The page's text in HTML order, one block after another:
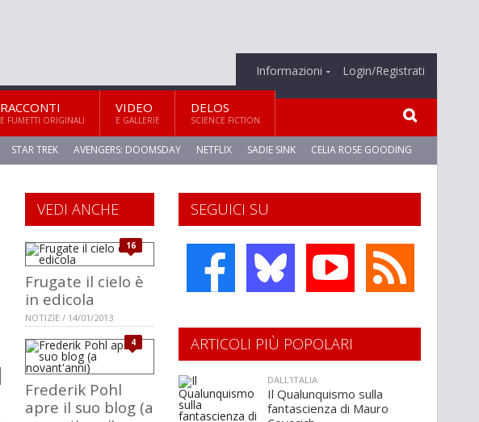
Informazioni Login/Registrati
RACCONTI
E FUMETTI ORIGINALI
VIDEO
E GALLERIE
DELOS
SCIENCE FICTION
STAR TREK AVENGERS: DOOMSDAY NETFLIX SADIE SINK CELIA ROSE GOODING
SEGUICI SU
VEDI ANCHE
16
Frugate il cielo è
in edicola
NOTIZIE / 14/01/2013
4
Frederik Pohl
apre il suo blog (a
ARTICOLI PIÙ POPOLARI
DALL'ITALIA
Il Qualunquismo sulla
fantascienza di Mauro